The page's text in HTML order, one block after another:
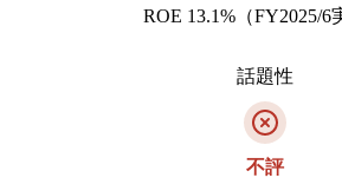
ROE 13.1%（FY2025/6
話題性
不評